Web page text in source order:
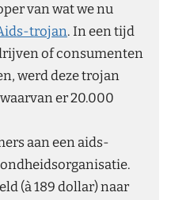
van wat we nu
trojan. In een tijd
of consumenten
werd deze trojan
er 20.000
aan een aids-
(à 189 dollar) naar